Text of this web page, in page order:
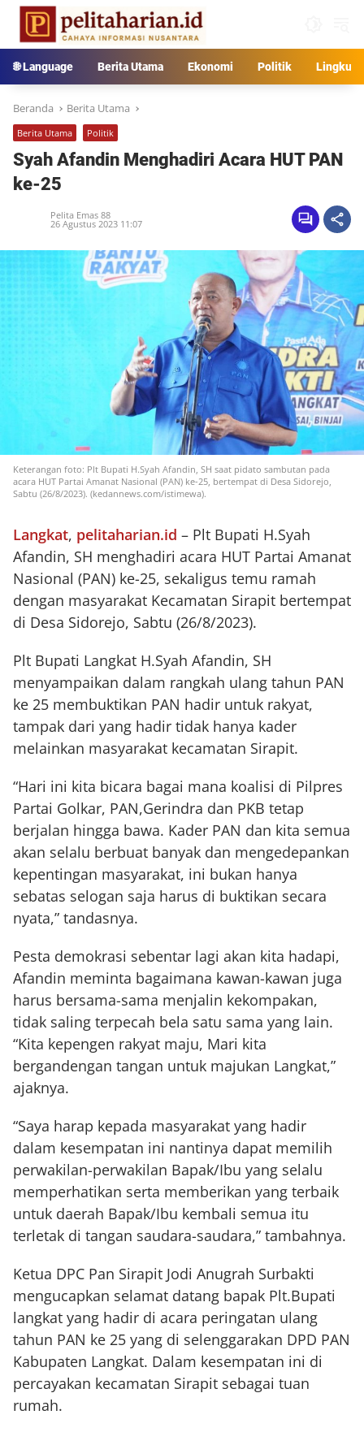
Langsung
konten
🌐 Language Berita Utama Ekonomi Politik
Beranda Berita Utama
Berita Utama Politik
Syah Afandin Menghadiri Acara HUT PAN
ke-25
Pelita Emas 88
26 Agustus 2023 11:07
Keterangan foto: Plt Bupati H.Syah Afandin, SH saat pidato sambutan pada
acara HUT Partai Amanat Nasional (PAN) ke-25, bertempat di Desa Sidorejo,
Sabtu (26/8/2023). (kedannews.com/istimewa).
Langkat, pelitaharian.id – Plt Bupati H.Syah
Afandin, SH menghadiri acara HUT Partai Amanat
Nasional (PAN) ke-25, sekaligus temu ramah
dengan masyarakat Kecamatan Sirapit bertempat
di Desa Sidorejo, Sabtu (26/8/2023).
Plt Bupati Langkat H.Syah Afandin, SH
menyampaikan dalam rangkah ulang tahun PAN
ke 25 membuktikan PAN hadir untuk rakyat,
tampak dari yang hadir tidak hanya kader
melainkan masyarakat kecamatan Sirapit.
“Hari ini kita bicara bagai mana koalisi di Pilpres
Partai Golkar, PAN,Gerindra dan PKB tetap
berjalan hingga bawa. Kader PAN dan kita semua
akan selalu berbuat banyak dan mengedepankan
kepentingan masyarakat, ini bukan hanya
sebatas selogan saja harus di buktikan secara
nyata,” tandasnya.
Pesta demokrasi sebentar lagi akan kita hadapi,
Afandin meminta bagaimana kawan-kawan juga
harus bersama-sama menjalin kekompakan,
tidak saling terpecah bela satu sama yang lain.
“Kita kepengen rakyat maju, Mari kita
bergandengan tangan untuk majukan Langkat,”
ajaknya.
“Saya harap kepada masyarakat yang hadir
dalam kesempatan ini nantinya dapat memilih
perwakilan-perwakilan Bapak/Ibu yang selalu
memperhatikan serta memberikan yang terbaik
untuk daerah Bapak/Ibu kembali semua itu
terletak di tangan saudara-saudara,” tambahnya.
Ketua DPC Pan Sirapit Jodi Anugrah Surbakti
mengucapkan selamat datang bapak Plt.Bupati
langkat yang hadir di acara peringatan ulang
tahun PAN ke 25 yang di selenggarakan DPD PAN
Kabupaten Langkat. Dalam kesempatan ini di
percayakan kecamatan Sirapit sebagai tuan
rumah.